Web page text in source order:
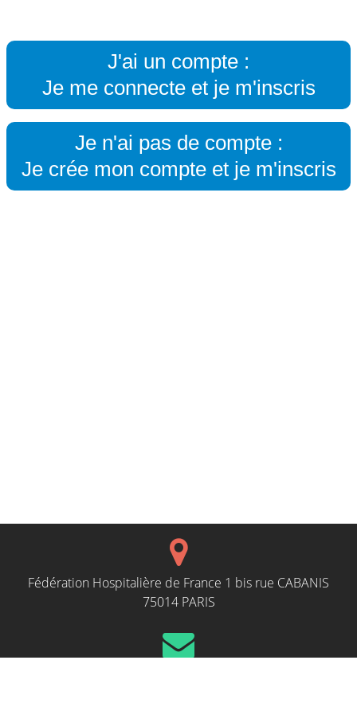
J'ai un compte :
Je me connecte et je m'inscris
Je n'ai pas de compte :
Je crée mon compte et je m'inscris
Fédération Hospitalière de France 1 bis rue CABANIS
75014 PARIS